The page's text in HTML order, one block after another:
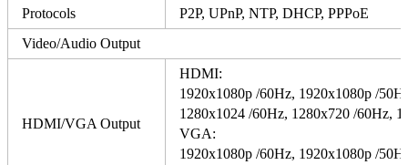
Protocols
P2P, UPnP, NTP, DHCP, PPPoE
Video/Audio Output
HDMI/VGA Output
HDMI:
1920x1080p /60Hz, 1920x1080p /
1280x1024 /60Hz, 1280x720 /60Hz,
VGA:
1920x1080p /60Hz, 1920x1080p /